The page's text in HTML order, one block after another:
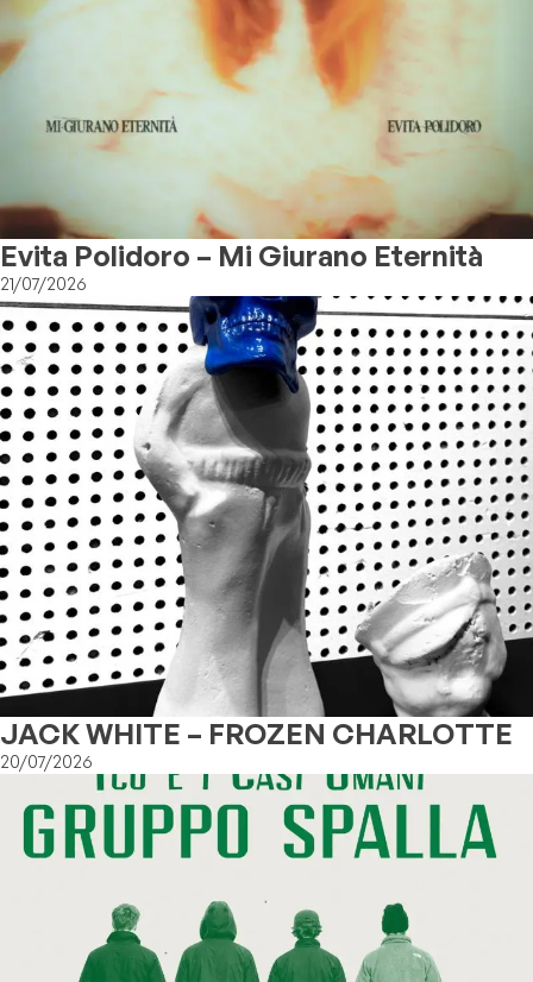
Evita Polidoro – Mi Giurano Eternità
21/07/2026
JACK WHITE – FROZEN CHARLOTTE
20/07/2026